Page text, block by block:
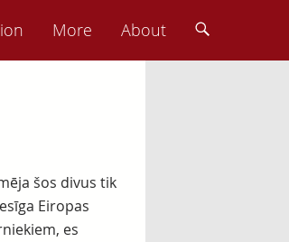
More About
šos divus tik
Eiropas
es